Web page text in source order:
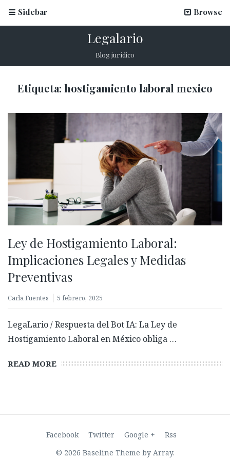
La firma electrónica en inscripciones escolares
clave para validar identidades?
Sidebar Browse
Legalario
Blog jurídico
Etiqueta: hostigamiento laboral mexico​
Ley de Hostigamiento Laboral:
Implicaciones Legales y Medidas
Preventivas
Carla Fuentes 5 febrero, 2025
LegaLario / Respuesta del Bot IA: La Ley de
Hostigamiento Laboral en México obliga …
READ MORE
Facebook Twitter Google +
Rss
© 2026 Baseline Theme by Array.